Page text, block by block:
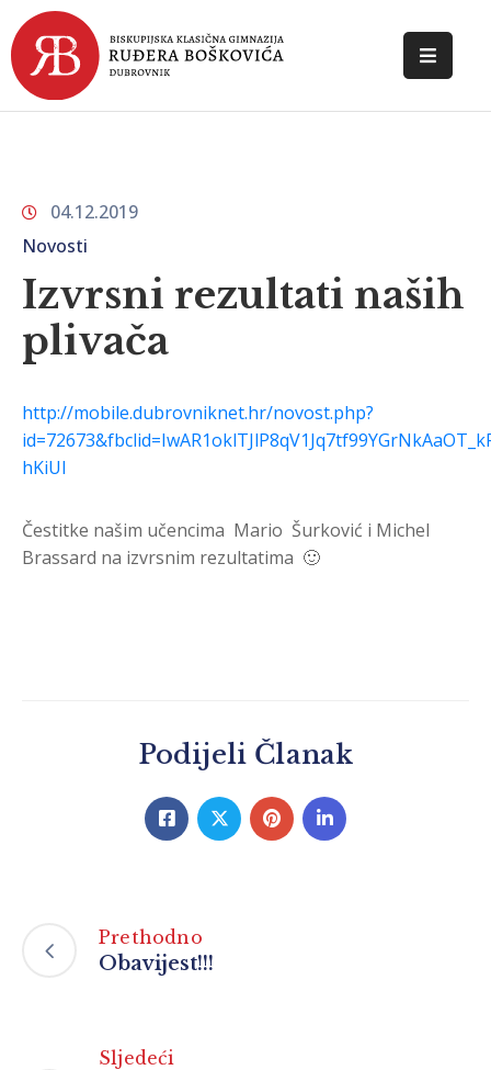
POČETNA
NOVOSTI
KONTAKT
04.12.2019
Novosti
Izvrsni rezultati naših
plivača
http://mobile.dubrovniknet.hr/novost.php?
hKiUl
Čestitke našim učencima Mario Šurković i Michel
Brassard na izvrsnim rezultatima 🙂
Podijeli Članak
Prethodno
Obavijest!!!
Sljedeći